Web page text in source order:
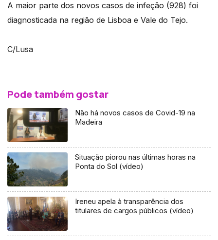
A maior parte dos novos casos de infeção (928) foi
diagnosticada na região de Lisboa e Vale do Tejo.
C/Lusa
Pode também gostar
Não há novos casos de Covid-19 na
Madeira
Situação piorou nas últimas horas na
Ponta do Sol (vídeo)
Ireneu apela à transparência dos
titulares de cargos públicos (vídeo)